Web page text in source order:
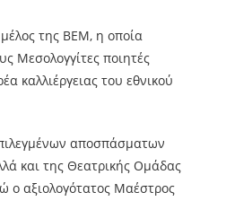
της ΒΕΜ, η οποία
Μεσολογγίτες ποιητές
καλλιέργειας του εθνικού
αποσπάσματων
και της Θεατρικής Ομάδας
ο αξιολογότατος Μαέστρος